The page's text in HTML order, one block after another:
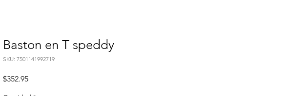
Baston en T speddy
SKU: 7501141992719
$352.95Precio